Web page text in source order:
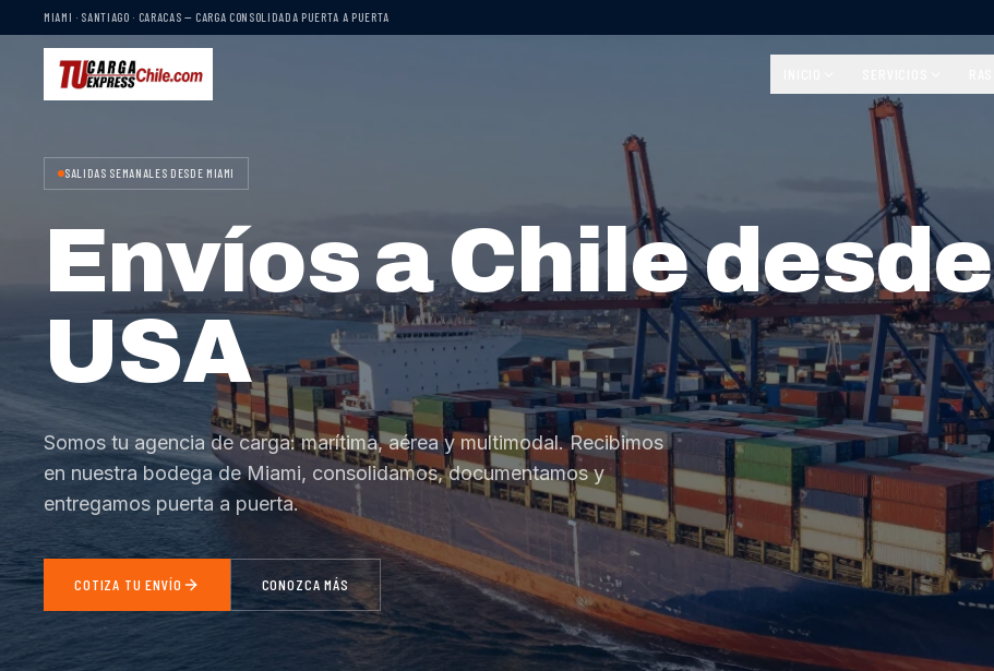
MIAMI · SANTIAGO · CARACAS — CARGA CONSOLIDADA PUERTA A PUERTA
SALIDAS SEMANALES DESDE MIAMI
Envíos a Chile desde
USA
Somos tu agencia de carga: marítima, aérea y multimodal. Recibimos
en nuestra bodega de Miami, consolidamos, documentamos y
entregamos puerta a puerta.
COTIZA TU ENVÍO CONOZCA MÁS